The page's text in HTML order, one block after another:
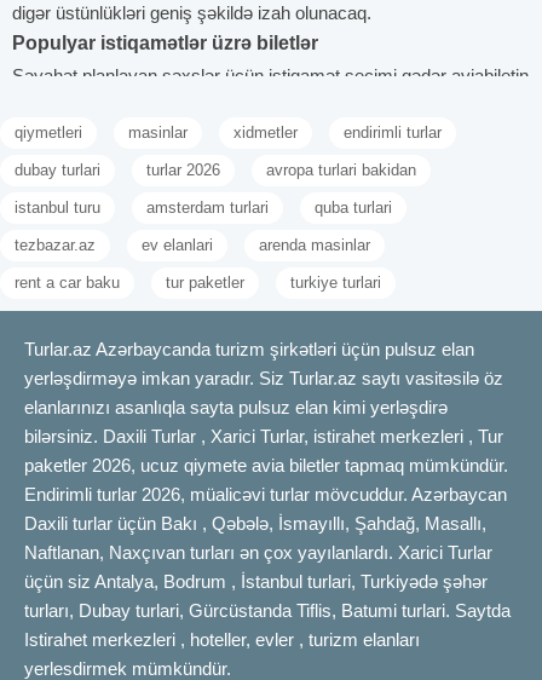
digər üstünlükləri geniş şəkildə izah olunacaq.
Populyar istiqamətlər üzrə biletlər
Səyahət planlayan şəxslər üçün istiqamət seçimi qədər aviabiletin
qiymətlər barədə məlumat sahibi olmaq, planlamanı daha
məqsədyönlü və real büdcə çərçivəsində aparmağa kömək edir.
ölkələr azərbaycanlı turistlər və iş adamları üçün daha çox
cəlbedicidir. Bu marşrutlar üzrə uçuşlar gün ərzində bir neçə dəfə
təklif olunduğundan, qiymətlər də tez-tez dəyişə bilir. Uçuş
tarixiniz, bileti nə vaxt aldığınız və həftənin hansı gününü
seçdiyiniz bu qiymətlərə birbaşa təsir edir.
Azərbaycan və Türkiyə arasındakı yaxın münasibətlər və viza
tələb olunmaması səbəbindən Bakı-İstanbul marşrutu ən çox
seçilən uçuş istiqamətlərindən biridir. İstanbul həm ticarət, həm
turizm, həm də təhsil məqsədilə səfər edənlər üçün əlverişli bir
şəhərdir. Şəhərin həm Avropa, həm də Asiya hissəsində yerləşən
Atatürk, Sabiha Gökçen və Yeni İstanbul hava limanı Bakıdan
gələn turistlər üçün müxtəlif giriş nöqtələri yaradır. Uçuşlar
gündəlik və çoxsaylı olduğuna görə, seçim imkanı da genişdir.
Aviakompaniyalar arasında rəqabət olduğundan, erkən
rezervasiya zamanı sərfəli biletlər tapmaq mümkündür. Xüsusilə
qiymetleri masinlar xidmetler endirimli turlar
dubay turlari turlar 2026 avropa turlari bakidan
istanbul turu amsterdam turlari quba turlari
tezbazar.az ev elanlari arenda masinlar
rent a car baku tur paketler turkiye turlari
Turlar.az Azərbaycanda turizm şirkətləri üçün pulsuz elan
yerləşdirməyə imkan yaradır. Siz Turlar.az saytı vasitəsilə öz
elanlarınızı asanlıqla sayta pulsuz elan kimi yerləşdirə
bilərsiniz. Daxili Turlar , Xarici Turlar, istirahet merkezleri , Tur
paketler 2026, ucuz qiymete avia biletler tapmaq mümkündür.
Endirimli turlar 2026, müalicəvi turlar mövcuddur. Azərbaycan
Daxili turlar üçün Bakı , Qəbələ, İsmayıllı, Şahdağ, Masallı,
Naftlanan, Naxçıvan turları ən çox yayılanlardı. Xarici Turlar
üçün siz Antalya, Bodrum , İstanbul turlari, Turkiyədə şəhər
turları, Dubay turlari, Gürcüstanda Tiflis, Batumi turlari. Saytda
Istirahet merkezleri , hoteller, evler , turizm elanları
yerlesdirmek mümkündür.